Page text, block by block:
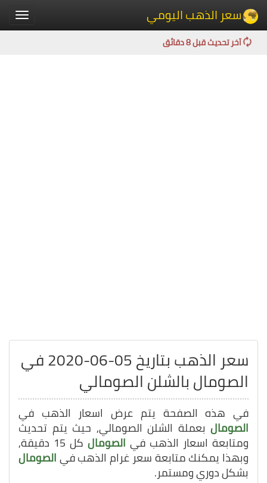
Toggle سعر الذهب اليومي
آخر تحديث قبل 8 دقائق
سعر الذهب بتاريخ 05-06-2020 في
الصومال بالشلن الصومالي
في هذه الصفحة يتم عرض اسعار الذهب في
الصومال بعملة الشلن الصومالي, حيث يتم تحديث
ومتابعة اسعار الذهب في الصومال كل 15 دقيقة,
وبهذا يمكنك متابعة سعر غرام الذهب فيالصومال
بشكل دوري ومستمر.